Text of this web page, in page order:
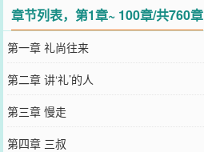
章节列表，第1章~ 100章/共760章
第一章 礼尚往来
第二章 讲‘礼’的人
第三章 慢走
第四章 三叔